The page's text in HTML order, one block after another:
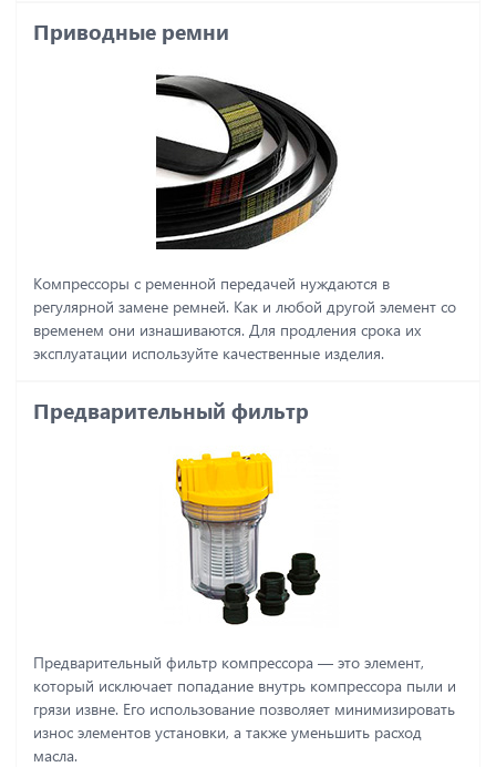
Приводные ремни
Компрессоры с ременной передачей нуждаются в
регулярной замене ремней. Как и любой другой элемент со
временем они изнашиваются. Для продления срока их
эксплуатации используйте качественные изделия.
Предварительный фильтр
Предварительный фильтр компрессора ― это элемент,
который исключает попадание внутрь компрессора пыли и
грязи извне. Его использование позволяет минимизировать
износ элементов установки, а также уменьшить расход
масла.